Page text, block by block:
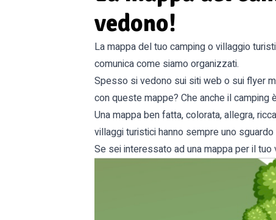
vedono!
La mappa del tuo camping o villaggio
comunica come siamo organizzati.
Spesso si vedono sui siti web o sui flyer
con queste mappe? Che anche il camping
Una mappa ben fatta, colorata, allegra,
villaggi turistici hanno sempre uno
Se sei interessato ad una mappa per il